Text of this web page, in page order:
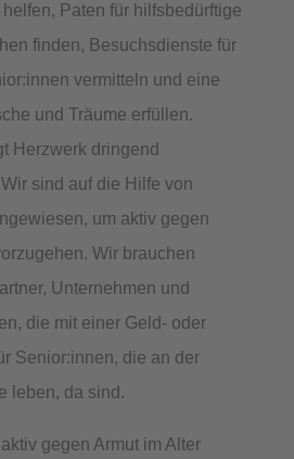
Paten für hilfsbedürftige
finden, Besuchsdienste für
vermitteln und eine
und Träume erfüllen.
Herzwerk dringend
sind auf die Hilfe von
um aktiv gegen
Wir brauchen
Unternehmen und
die mit einer Geld- oder
Senior:innen, die an der
leben, da sind.
gegen Armut im Alter